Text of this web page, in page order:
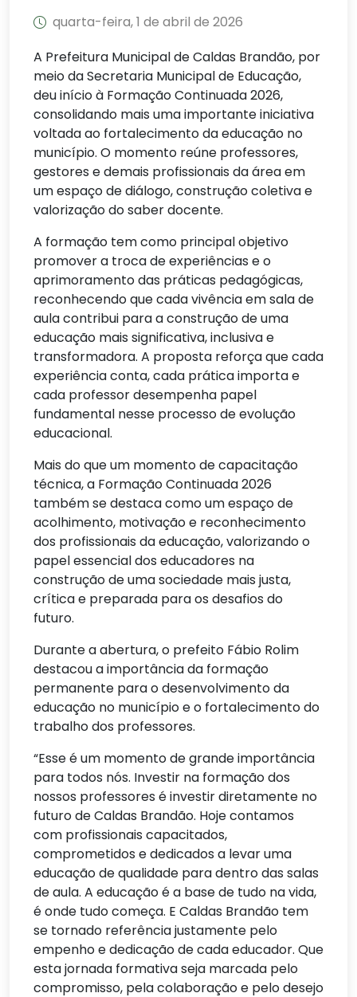
quarta-feira, 1 de abril de 2026
A Prefeitura Municipal de Caldas Brandão, por
meio da Secretaria Municipal de Educação,
deu início à Formação Continuada 2026,
consolidando mais uma importante iniciativa
voltada ao fortalecimento da educação no
município. O momento reúne professores,
gestores e demais profissionais da área em
um espaço de diálogo, construção coletiva e
valorização do saber docente.
A formação tem como principal objetivo
promover a troca de experiências e o
aprimoramento das práticas pedagógicas,
reconhecendo que cada vivência em sala de
aula contribui para a construção de uma
educação mais significativa, inclusiva e
transformadora. A proposta reforça que cada
experiência conta, cada prática importa e
cada professor desempenha papel
fundamental nesse processo de evolução
educacional.
Mais do que um momento de capacitação
técnica, a Formação Continuada 2026
também se destaca como um espaço de
acolhimento, motivação e reconhecimento
dos profissionais da educação, valorizando o
papel essencial dos educadores na
construção de uma sociedade mais justa,
crítica e preparada para os desafios do
futuro.
Durante a abertura, o prefeito Fábio Rolim
destacou a importância da formação
permanente para o desenvolvimento da
educação no município e o fortalecimento do
trabalho dos professores.
“Esse é um momento de grande importância
para todos nós. Investir na formação dos
nossos professores é investir diretamente no
futuro de Caldas Brandão. Hoje contamos
com profissionais capacitados,
comprometidos e dedicados a levar uma
educação de qualidade para dentro das salas
de aula. A educação é a base de tudo na vida,
é onde tudo começa. E Caldas Brandão tem
se tornado referência justamente pelo
empenho e dedicação de cada educador. Que
esta jornada formativa seja marcada pelo
compromisso, pela colaboração e pelo desejo